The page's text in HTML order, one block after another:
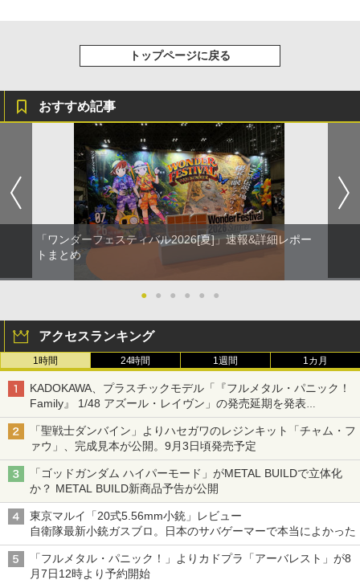
トップページに戻る
おすすめ記事
「ワンダーフェスティバル2026[夏]」速報&詳細レポー
トまとめ
● ● ● ● ● ●
アクセスランキング
1時間 24時間 1週間 1カ月
KADOKAWA、プラスチックモデル「『フルメタル・パニック！
Family』 1/48 アズール・レイヴン」の発売延期を発表
8月から9月に延期
「聖戦士ダンバイン」よりハセガワのレジンキット「チャム・フ
ァウ」、完成見本が公開。9月3日頃発売予定
「ゴッドガンダム ハイパーモード」がMETAL BUILDで立体化
か？ METAL BUILD新商品予告が公開
東京マルイ「20式5.56mm小銃」レビュー
自衛隊最新小銃ガスブロ。日本のサバゲーマーで本当によかった
「フルメタル・パニック！」よりカドプラ「アーバレスト」が8
月7日12時より予約開始